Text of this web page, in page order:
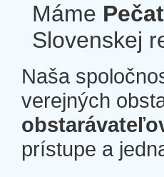
Máme
Slovenskej
Naša
verejných
prístupe a